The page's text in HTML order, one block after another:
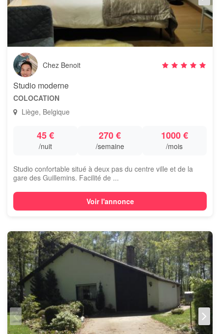
Chez Benoit
Studio moderne
COLOCATION
Liège, Belgique
45 €
/nuit
270 €
/semaine
1000 €
/mois
Studio confortable situé à deux pas du centre ville et de la
gare des Guillemins. Facilité de ...
Voir l'annonce